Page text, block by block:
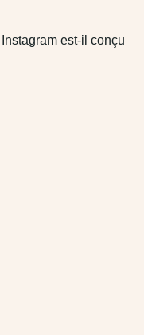
est-il conçu